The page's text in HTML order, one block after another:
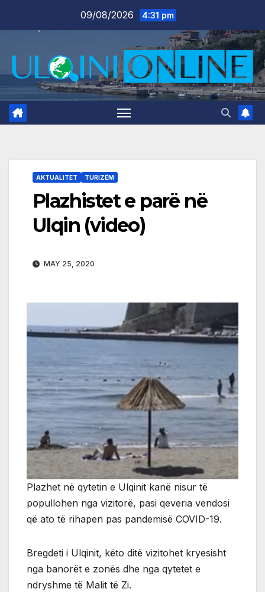
09/08/2026 4:31 pm
AKTUALITET TURIZËM
Plazhistet e parë në
Ulqin (video)
MAY 25, 2020
Plazhet në qytetin e Ulqinit kanë nisur të
popullohen nga vizitorë, pasi qeveria vendosi
që ato të rihapen pas pandemisë COVID-19.
Bregdeti i Ulqinit, këto ditë vizitohet kryesisht
nga banorët e zonës dhe nga qytetet e
ndryshme të Malit të Zi.